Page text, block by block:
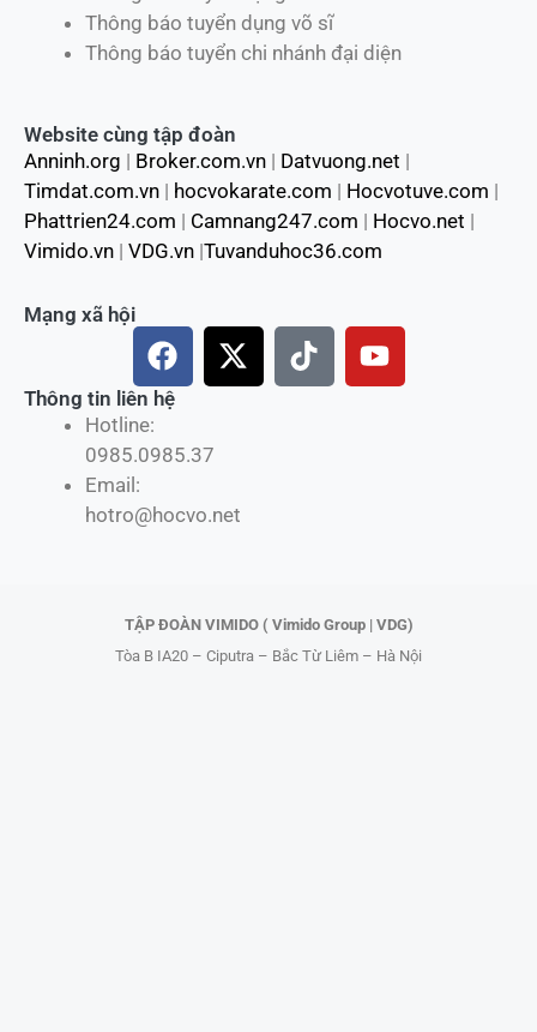
Thông báo tuyển dụng võ sĩ
Thông báo tuyển chi nhánh đại diện
Website cùng tập đoàn
Anninh.org | Broker.com.vn | Datvuong.net |
Timdat.com.vn | hocvokarate.com | Hocvotuve.com |
Phattrien24.com | Camnang247.com | Hocvo.net |
Vimido.vn | VDG.vn |Tuvanduhoc36.com
Hotline:
0985.0985.37
Email:
hotro@hocvo.net
Mạng xã hội
F
a
c
b
o
X
-
t
T
i
Y
o
Thông tin liên hệ
TẬP ĐOÀN VIMIDO ( Vimido Group | VDG)
Tòa B IA20 – Ciputra – Bắc Từ Liêm – Hà Nội